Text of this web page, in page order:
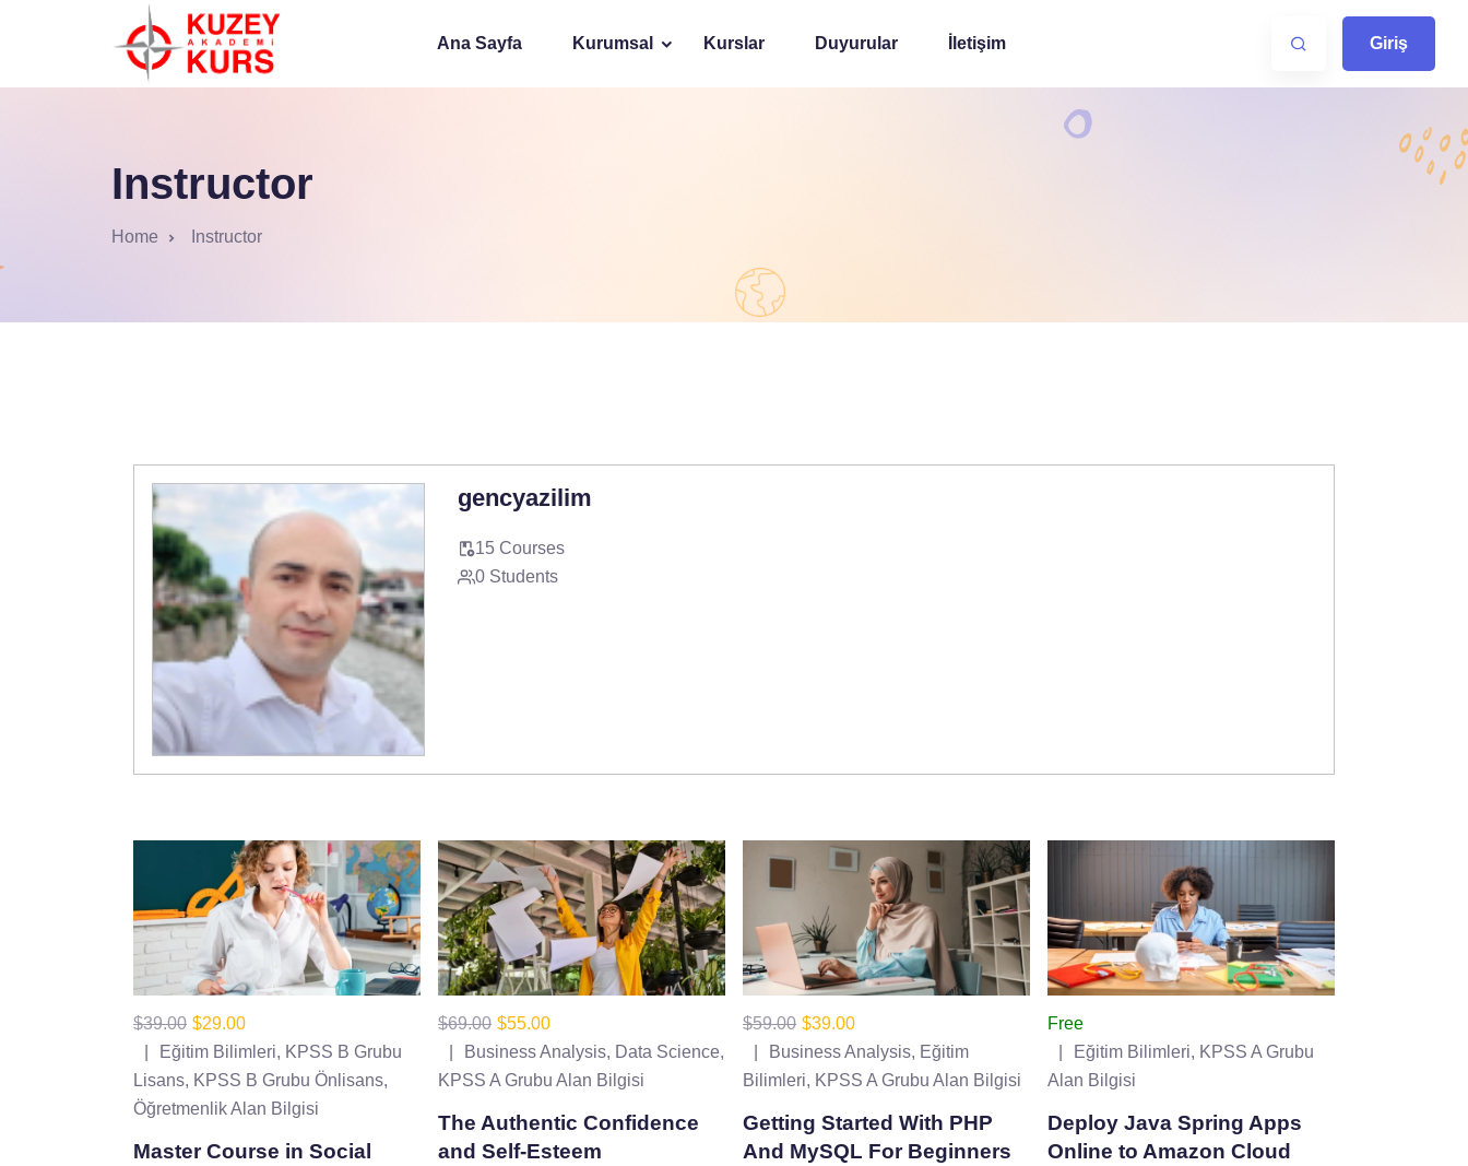
Ana Sayfa Kurumsal Kurslar Duyurular İletişim Giriş
Instructor
Home Instructor
gencyazilim
15 Courses
0 Students
$39.00 $29.00
Eğitim Bilimleri, KPSS B Grubu
Lisans, KPSS B Grubu Önlisans,
Öğretmenlik Alan Bilgisi
Master Course in Social
$69.00 $55.00
Business Analysis, Data Science,
KPSS A Grubu Alan Bilgisi
The Authentic Confidence
and Self-Esteem
$59.00 $39.00
Business Analysis, Eğitim
Bilimleri, KPSS A Grubu Alan Bilgisi
Getting Started With PHP
And MySQL For Beginners
Free
Eğitim Bilimleri, KPSS A Grubu
Alan Bilgisi
Deploy Java Spring Apps
Online to Amazon Cloud